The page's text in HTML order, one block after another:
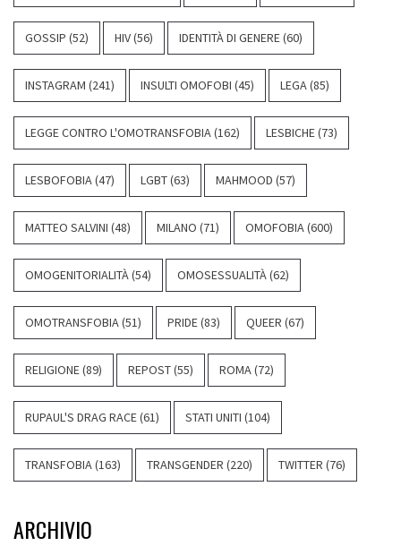
GOSSIP (52) HIV(56) IDENTITÀ DI GENERE (60)
INSTAGRAM (241) INSULTI OMOFOBI (45) LEGA (85)
LEGGE CONTRO L'OMOTRANSFOBIA (162) LESBICHE (73)
LESBOFOBIA (47) LGBT(63) MAHMOOD (57)
MATTEO SALVINI (48) MILANO (71) OMOFOBIA (600)
OMOGENITORIALITÀ (54) OMOSESSUALITÀ (62)
OMOTRANSFOBIA (51) PRIDE (83) QUEER (67)
RELIGIONE (89) REPOST(55) ROMA (72)
RUPAUL'S DRAG RACE (61) STATI UNITI (104)
TRANSFOBIA (163) TRANSGENDER (220) TWITTER (76)
ARCHIVIO